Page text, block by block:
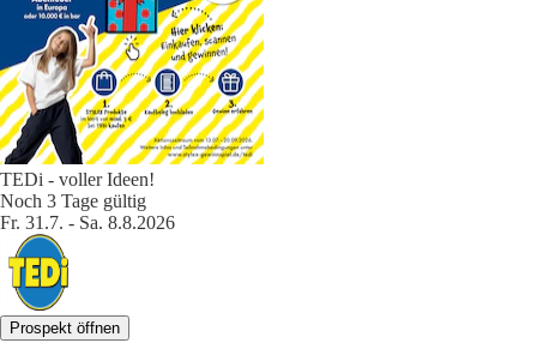
TEDi - voller Ideen!
Noch 3 Tage gültig
Fr. 31.7. - Sa. 8.8.2026
Prospekt öffnen